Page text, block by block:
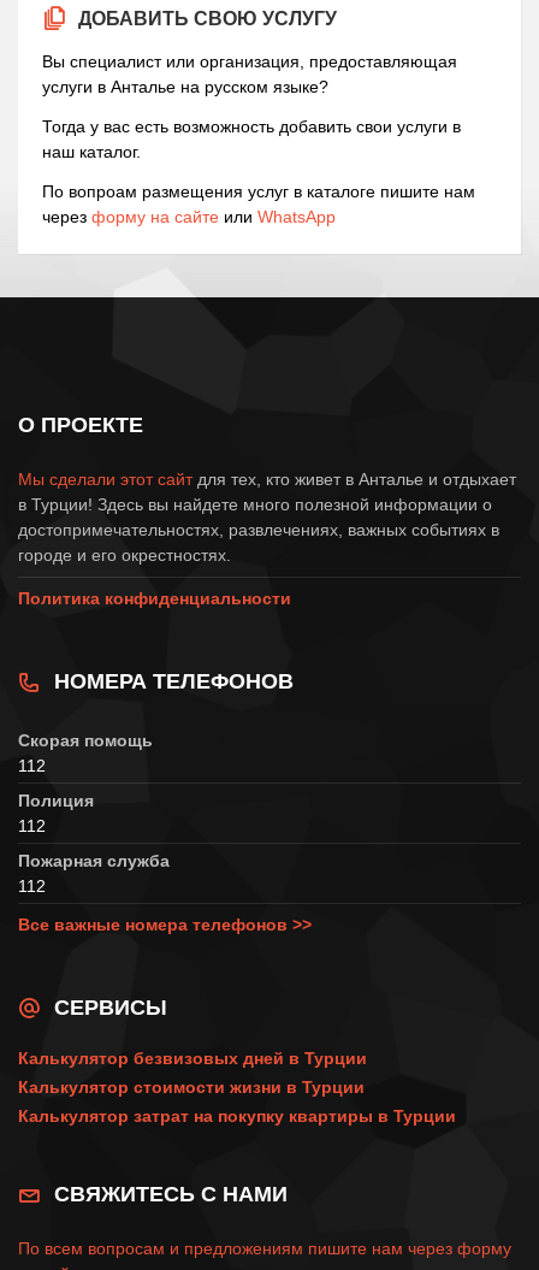
ДОБАВИТЬ СВОЮ УСЛУГУ
Вы специалист или организация, предоставляющая
услуги в Анталье на русском языке?
Тогда у вас есть возможность добавить свои услуги в
наш каталог.
По вопроам размещения услуг в каталоге пишите нам
через форму на сайте или WhatsApp
О ПРОЕКТЕ
Мы сделали этот сайтдля тех, кто живет в Анталье и отдыхает
в Турции! Здесь вы найдете много полезной информации о
достопримечательностях, развлечениях, важных событиях в
городе и его окрестностях.
Политика конфиденциальности
НОМЕРА ТЕЛЕФОНОВ
Скорая помощь
112
Полиция
112
Пожарная служба
112
Все важные номера телефонов >>
СЕРВИСЫ
Калькулятор безвизовых дней в Турции
Калькулятор стоимости жизни в Турции
Калькулятор затрат на покупку квартиры в Турции
СВЯЖИТЕСЬ С НАМИ
По всем вопросам и предложениям пишите нам через форму